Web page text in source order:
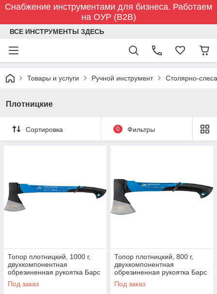
Снабжение инструментами для бизнеса. Работаем
на ОУР (B2B)
ВСЕ ИНСТРУМЕНТЫ ЗДЕСЬ
Товары и услуги Ручной инструмент Столярно-
Плотницкие
Сортировка 0 Фильтры
Топор плотницкий, 1000 г,
двухкомпонентная
обрезиненная рукоятка Барс
Под заказ
Топор плотницкий, 800 г,
двухкомпонентная
обрезиненная рукоятка Барс
Под заказ